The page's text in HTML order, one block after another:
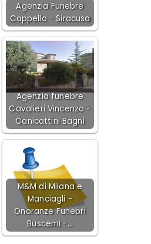
Agenzia Funebre
Cappello - Siracusa
Agenzia funebre
Cavalieri Vincenzo -
Canicattini Bagni
M&M di Milana e
Manciagli -
Onoranze Funebri
Buscemi -…